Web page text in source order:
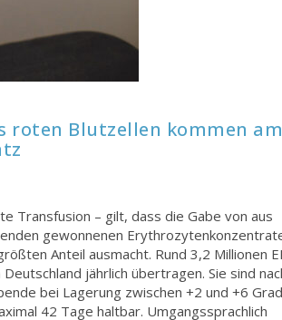
roten Blutzellen kommen am